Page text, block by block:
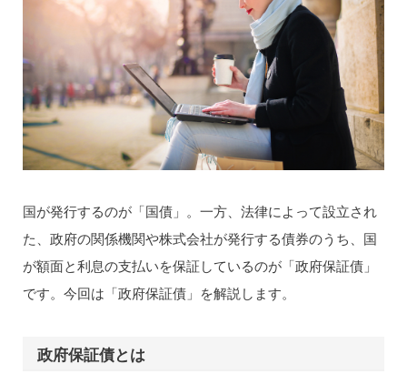
国が発行するのが「国債」。一方、法律によって設立され
た、政府の関係機関や株式会社が発行する債券のうち、国
が額面と利息の支払いを保証しているのが「政府保証債」
です。今回は「政府保証債」を解説します。
政府保証債とは